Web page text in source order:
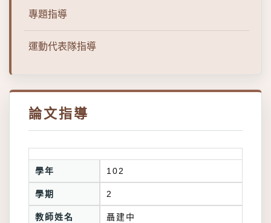
專題指導
運動代表隊指導
論文指導
學年 102
學期 2
教師姓名 聶建中